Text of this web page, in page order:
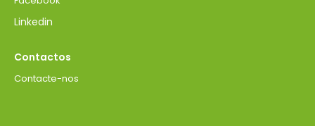
Linkedin
Contactos
Contacte-nos